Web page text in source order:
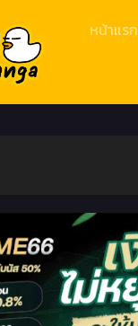
หน้าแรก